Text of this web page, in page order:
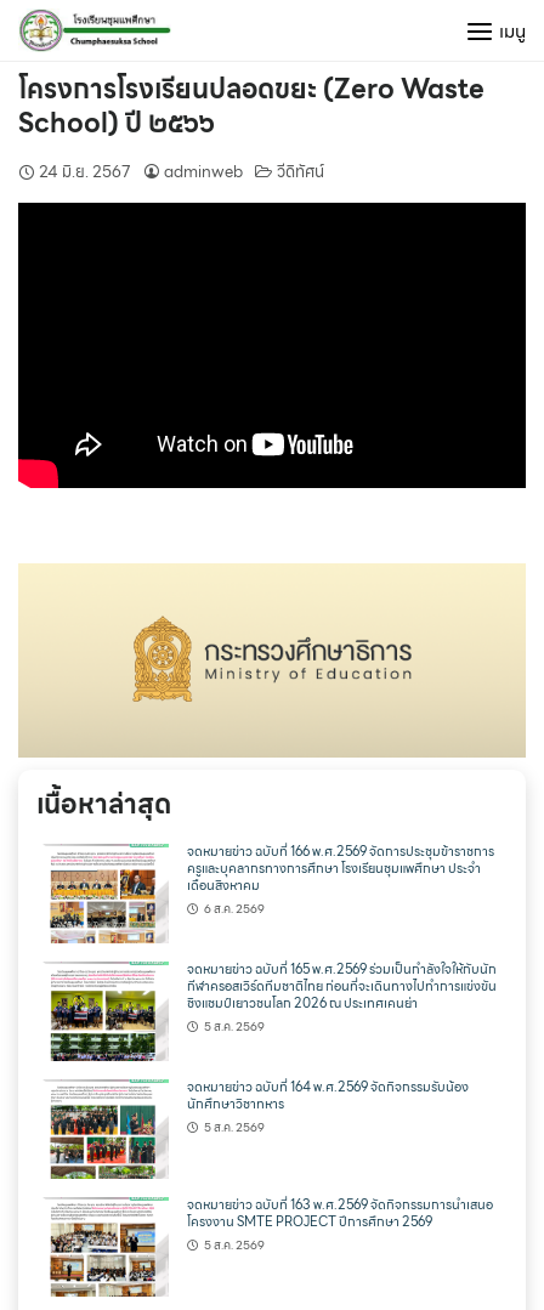
Skip
content
เมนู
โครงการโรงเรียนปลอดขยะ (Zero Waste
School) ปี ๒๕๖๖
24 มิ.ย. 2567 adminweb วีดิทัศน์
เนื้อหาล่าสุด
จดหมายข่าว ฉบับที่ 166 พ.ศ.2569 จัดการประชุมข้าราชการ
ครูและบุคลากรทางการศึกษา โรงเรียนชุมแพศึกษา ประจำ
เดือนสิงหาคม
6 ส.ค. 2569
จดหมายข่าว ฉบับที่ 165 พ.ศ.2569 ร่วมเป็นกำลังใจให้กับนัก
กีฬาครอสเวิร์ดทีมชาติไทย ก่อนที่จะเดินทางไปทำการแข่งขัน
ชิงแชมป์เยาวชนโลก 2026 ณ ประเทศเคนย่า
5 ส.ค. 2569
จดหมายข่าว ฉบับที่ 164 พ.ศ.2569 จัดกิจกรรมรับน้อง
นักศึกษาวิชาทหาร
5 ส.ค. 2569
จดหมายข่าว ฉบับที่ 163 พ.ศ.2569 จัดกิจกรรมการนำเสนอ
โครงงาน SMTE PROJECT ปีการศึกษา 2569
5 ส.ค. 2569